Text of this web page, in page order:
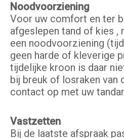
Noodvoorziening
Voor uw comfort en ter
afgeslepen tand of kies ,
een noodvoorziening
geen harde of kleverige
tijdelijke kroon is daar
bij breuk of losraken van
contact op met uw
Vastzetten
Bij de laatste afspraak